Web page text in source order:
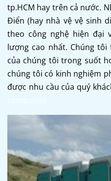
tp.HCM hay trên cả nước.
Điển (hay nhà vệ vệ sinh
theo công nghệ hiện đại
lượng cao nhất. Chúng
của chúng tôi trong suốt
chúng tôi có kinh nghiệm
được nhu cầu của quý